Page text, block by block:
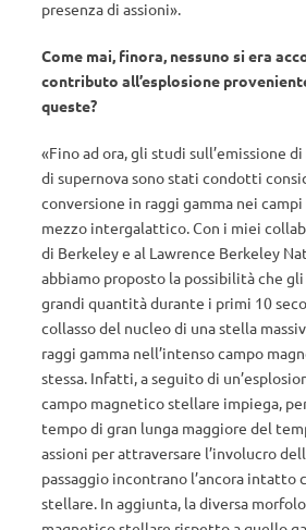
presenza di assioni».
Come mai, finora, nessuno si era
contributo all’esplosione
queste?
«Fino ad ora, gli studi sull’emissione
di supernova sono stati condotti
conversione in raggi gamma nei
mezzo intergalattico. Con i miei
di Berkeley e al Lawrence Berkeley
abbiamo proposto la possibilità che
grandi quantità durante i primi 10
collasso del nucleo di una stella
raggi gamma nell’intenso campo
stessa. Infatti, a seguito di
campo magnetico stellare impiega,
tempo di gran lunga maggiore del
assioni per attraversare l’involucro
passaggio incontrano l’ancora intatto
stellare. In aggiunta, la diversa